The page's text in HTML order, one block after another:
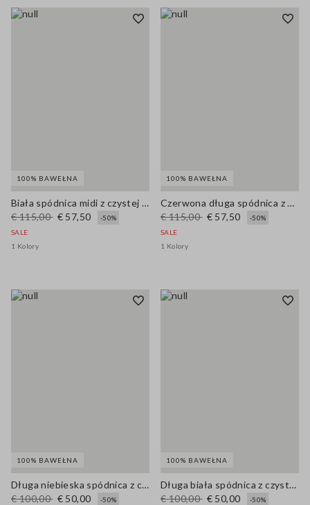
100% BAWEŁNA
Biała spódnica midi z czystej bawełny z ażurowym haftem
€ 115,00 € 57,50
-50%
SALE
1 Kolory
100% BAWEŁNA
Czerwona długa spódnica z czystej bawełny regular fit
€ 115,00 € 57,50
-50%
SALE
1 Kolory
100% BAWEŁNA
Długa niebieska spódnica z czystej bawełny z haftem ażurowym
€ 100,00 € 50,00
-50%
100% BAWEŁNA
Długa biała spódnica z czystej bawełny
€ 100,00 € 50,00
-50%